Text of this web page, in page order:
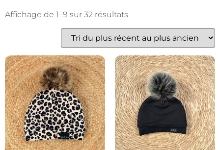
Affichage de 1–9 sur 32 résultats